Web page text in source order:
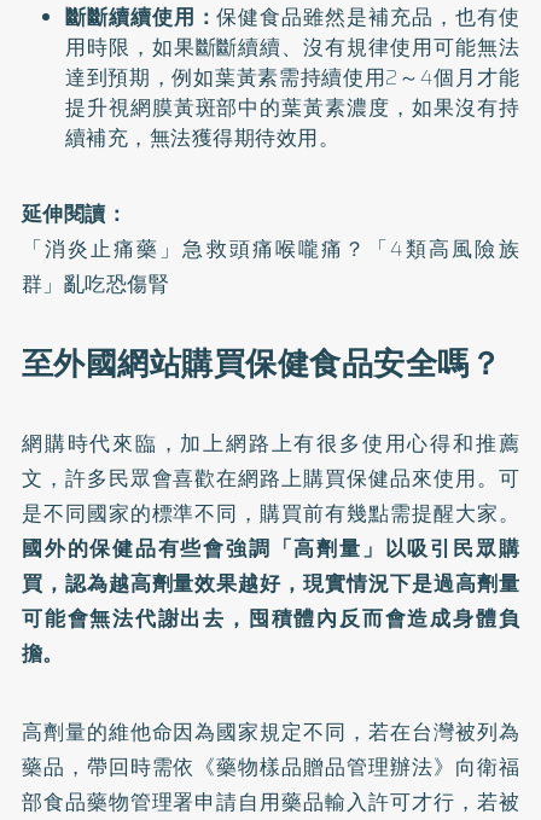
斷斷續續使用：保健食品雖然是補充品，也有使
用時限，如果斷斷續續、沒有規律使用可能無法
達到預期，例如葉黃素需持續使用2～4個月才能
提升視網膜黃斑部中的葉黃素濃度，如果沒有持
續補充，無法獲得期待效用。
延伸閱讀：
「消炎止痛藥」急救頭痛喉嚨痛？「4類高風險族
群」亂吃恐傷腎
至外國網站購買保健食品安全嗎？
網購時代來臨，加上網路上有很多使用心得和推薦
文，許多民眾會喜歡在網路上購買保健品來使用。可
是不同國家的標準不同，購買前有幾點需提醒大家。
國外的保健品有些會強調「高劑量」以吸引民眾購
買，認為越高劑量效果越好，現實情況下是過高劑量
可能會無法代謝出去，囤積體內反而會造成身體負
擔。
高劑量的維他命因為國家規定不同，若在台灣被列為
藥品，帶回時需依《藥物樣品贈品管理辦法》向衛福
部食品藥物管理署申請自用藥品輸入許可才行，若被